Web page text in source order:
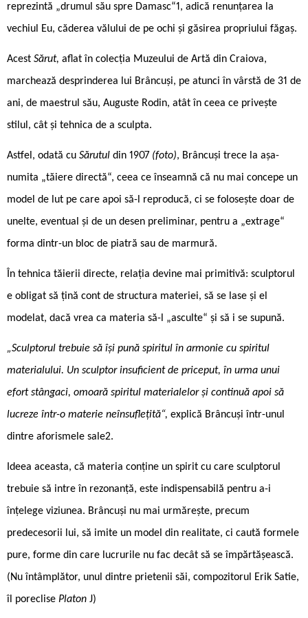
reprezintă „drumul său spre Damasc“1, adică renunțarea la
vechiul Eu, căderea vălului de pe ochi și găsirea propriului făgaș.
Acest Sărut, aflat în colecția Muzeului de Artă din Craiova,
marchează desprinderea lui Brâncuși, pe atunci în vârstă de 31 de
ani, de maestrul său, Auguste Rodin, atât în ceea ce privește
stilul, cât și tehnica de a sculpta.
Astfel, odată cu Sărutul din 1907 (foto), Brâncuși trece la așa-
numita „tăiere directă“, ceea ce înseamnă că nu mai concepe un
model de lut pe care apoi să-l reproducă, ci se folosește doar de
unelte, eventual și de un desen preliminar, pentru a „extrage“
forma dintr-un bloc de piatră sau de marmură.
În tehnica tăierii directe, relația devine mai primitivă: sculptorul
e obligat să țină cont de structura materiei, să se lase și el
modelat, dacă vrea ca materia să-l „asculte“ și să i se supună.
„Sculptorul trebuie să își pună spiritul în armonie cu spiritul
materialului. Un sculptor insuficient de priceput, în urma unui
efort stângaci, omoară spiritul materialelor și continuă apoi să
lucreze într-o materie neînsuflețită“, explică Brâncuși într-unul
dintre aforismele sale2.
Ideea aceasta, că materia conține un spirit cu care sculptorul
trebuie să intre în rezonanță, este indispensabilă pentru a-i
înțelege viziunea. Brâncuși nu mai urmărește, precum
predecesorii lui, să imite un model din realitate, ci caută formele
pure, forme din care lucrurile nu fac decât să se împărtășească.
(Nu întâmplător, unul dintre prietenii săi, compozitorul Erik Satie,
îl poreclise Platon J)